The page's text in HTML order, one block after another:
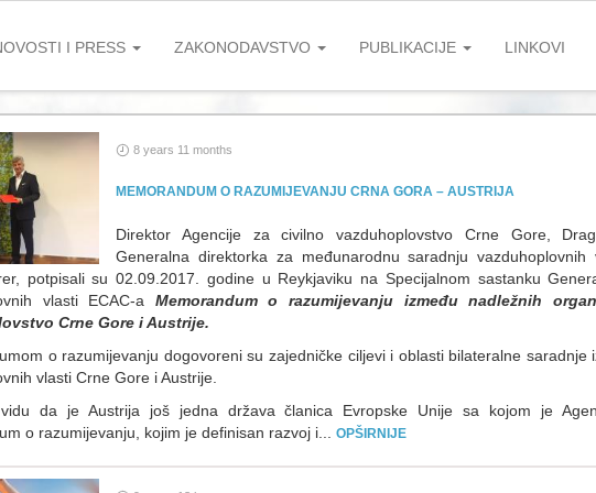
I PRESS ZAKONODAVSTVO PUBLIKACIJE LINKOVI
8 years 11 months
MEMORANDUM O RAZUMIJEVANJU CRNA GORA – AUSTRIJA
Direktor Agencije za civilno vazduhoplovstvo Crne Gore,
Generalna direktorka za međunarodnu saradnju vazduhoplovnih
potpisali su 02.09.2017. godine u Reykjaviku na Specijalnom sastanku
vlasti ECAC-a Memorandum o razumijevanju između nadležnih
Crne Gore i Austrije.
o razumijevanju dogovoreni su zajedničke ciljevi i oblasti bilateralne saradnje
vlasti Crne Gore i Austrije.
da je Austrija još jedna država članica Evropske Unije sa kojom je
o razumijevanju, kojim je definisan razvoj i... OPŠIRNIJE